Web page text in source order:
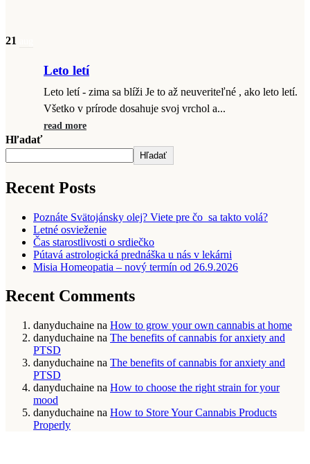
21
Leto letí
Leto letí - zima sa blíži Je to až neuveriteľné , ako leto letí.
Všetko v prírode dosahuje svoj vrchol a...
read more
Hľadať
Hľadať
Recent Posts
Poznáte Svätojánsky olej? Viete pre čo sa takto volá?
Letné osvieženie
Čas starostlivosti o srdiečko
Pútavá astrologická prednáška u nás v lekárni
Misia Homeopatia – nový termín od 26.9.2026
Recent Comments
danyduchaine na How to grow your own cannabis at home
danyduchaine na The benefits of cannabis for anxiety and
PTSD
danyduchaine na The benefits of cannabis for anxiety and
PTSD
danyduchaine na How to choose the right strain for your
mood
danyduchaine na How to Store Your Cannabis Products
Properly